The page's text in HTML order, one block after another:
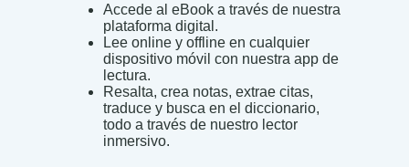
Accede al eBook a través de nuestra
plataforma digital.
Lee online y offline en cualquier
dispositivo móvil con nuestra app de
lectura.
Resalta, crea notas, extrae citas,
traduce y busca en el diccionario,
todo a través de nuestro lector
inmersivo.